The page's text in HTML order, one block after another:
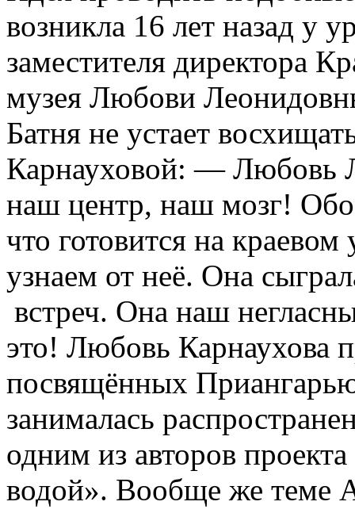
возникла 16 лет назад у
заместителя директора
музея Любови
Батня не устает
Карнауховой: — Любовь
наш центр, наш мозг!
что готовится на
узнаем от неё. Она
встреч. Она наш
это! Любовь Карнаухова
посвящённых
занималась
одним из авторов
водой». Вообще же теме